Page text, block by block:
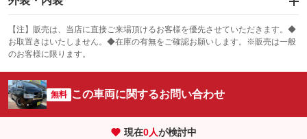
：装備あり
サンルーフ
：装備なし ABS
エアコン
：装備あり Wエアコン
：装備あり
リフトアップ
：装備なし パワーステアリング
：装備あり
ダウンヒルアシストコントロール
カーナビ：SDナビ
：装備あり
TV：ワンセグ
：装備あり
オーディオ：CDまたはCDチェンジャー／ミュージックサーバー
ビジュアル：-／DVD再生
：装備あり
【注】販売は、当店に直接ご来場頂けるお客様を優先させていただきます。◆
お取置きはいたしません。◆在庫の有無をご確認お願いします。※販売は一般
のお客様に限ります。
無料 この車両に関するお問い合わせ
現在0人が検討中